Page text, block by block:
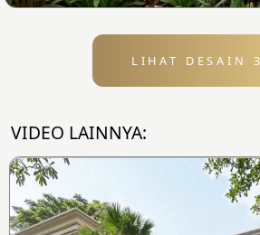
LIHAT DESAIN
VIDEO LAINNYA: